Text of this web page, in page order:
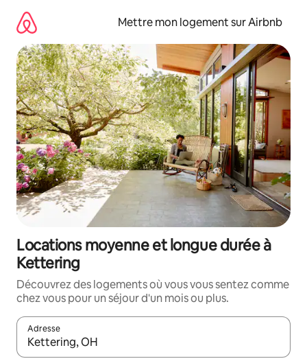
directement
contenu
Mettre mon logement sur Airbnb
Locations moyenne et longue durée à
Kettering
Découvrez des logements où vous vous sentez comme
chez vous pour un séjour d'un mois ou plus.
Adresse
Lorsque les résultats s'affichent, utilisez les flèches vers le